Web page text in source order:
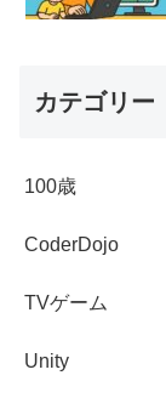
カテゴリー
100歳
CoderDojo
TVゲーム
Unity